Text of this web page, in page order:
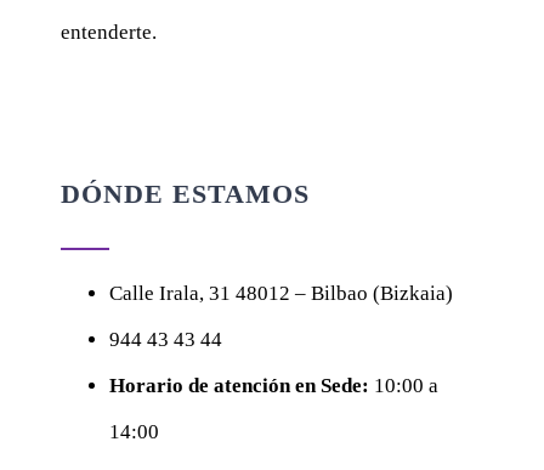
entenderte.
DÓNDE ESTAMOS
Calle Irala, 31 48012 – Bilbao (Bizkaia)
944 43 43 44
Horario de atención en Sede: 10:00 a
14:00